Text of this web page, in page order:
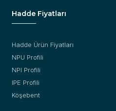
Hadde Fiyatları
Hadde Ürün Fiyatları
NPU Profili
NPI Profili
IPE Profili
Köşebent